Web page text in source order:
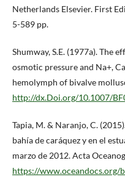
Netherlands Elsevier. First
5-589 pp.
Shumway, S.E. (1977a). The
osmotic pressure and Na+,
hemolymph of bivalve
http://dx.Doi.org/10.1007/
Tapia, M. & Naranjo, C.
bahía de caráquez y en el
marzo de 2012. Acta
https://